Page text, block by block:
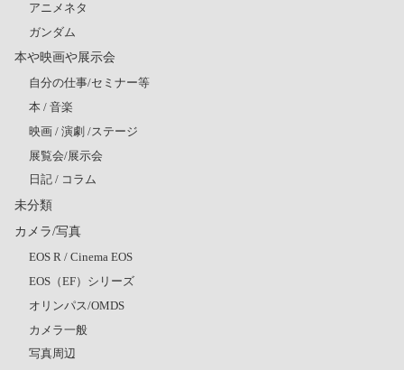
アニメネタ
ガンダム
本や映画や展示会
自分の仕事/セミナー等
本 / 音楽
映画 / 演劇 /ステージ
展覧会/展示会
日記 / コラム
未分類
カメラ/写真
EOS R / Cinema EOS
EOS（EF）シリーズ
オリンパス/OMDS
カメラ一般
写真周辺